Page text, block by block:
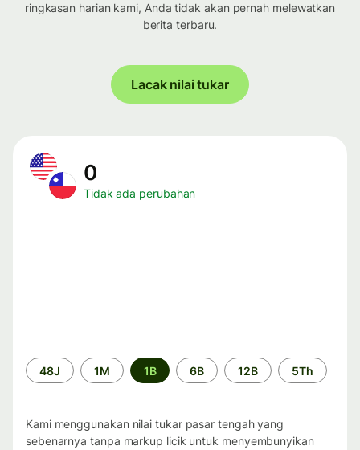
ringkasan harian kami, Anda tidak akan pernah melewatkan
berita terbaru.
Lacak nilai tukar
0
Tidak ada perubahan
Periode
waktu
48J 1M 1B 6B 12B 5Th
Kami menggunakan nilai tukar pasar tengah yang
sebenarnya tanpa markup licik untuk menyembunyikan